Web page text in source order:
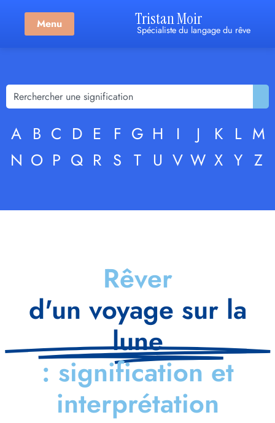
Menu Tristan Moir
Spécialiste du langage du rêve
A B C D E F G H I J K L M
N O P Q R S T U V W X Y Z
Rêver
d'un voyage sur la
lune
: signification et
interprétation